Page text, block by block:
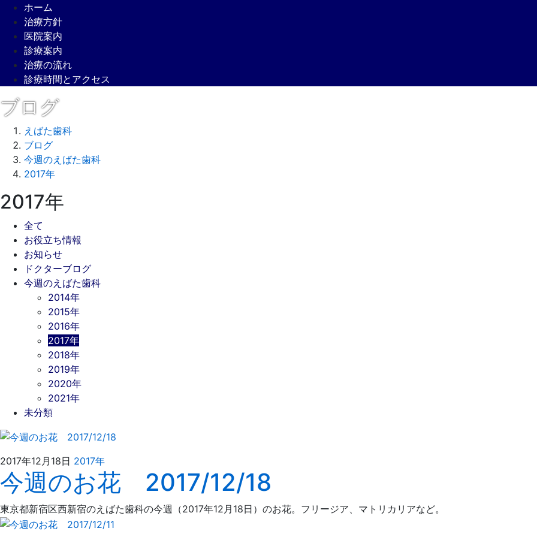
ホーム
治療方針
医院案内
診療案内
治療の流れ
診療時間とアクセス
ブログ
えばた歯科
ブログ
今週のえばた歯科
2017年
2017年
全て
お役立ち情報
お知らせ
ドクターブログ
今週のえばた歯科
2014年
2015年
2016年
2017年
2018年
2019年
2020年
2021年
未分類
2017年12月18日 2017年2021
年
4
月
4
え
ば
た
歯
科
今週のお花 2017/12/18
東京都新宿区西新宿のえばた歯科の今週（2017年12月18日）のお花。フリージア、マトリカリアなど。